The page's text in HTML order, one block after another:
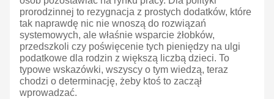
prorodzinnej to rezygnacja z prostych dodatków, które
tak naprawdę nic nie wnoszą do rozwiązań
systemowych, ale właśnie wsparcie żłobków,
przedszkoli czy poświęcenie tych pieniędzy na ulgi
podatkowe dla rodzin z większą liczbą dzieci. To
typowe wskazówki, wszyscy o tym wiedzą, teraz
chodzi o determinację, żeby ktoś to zaczął
wprowadzać.